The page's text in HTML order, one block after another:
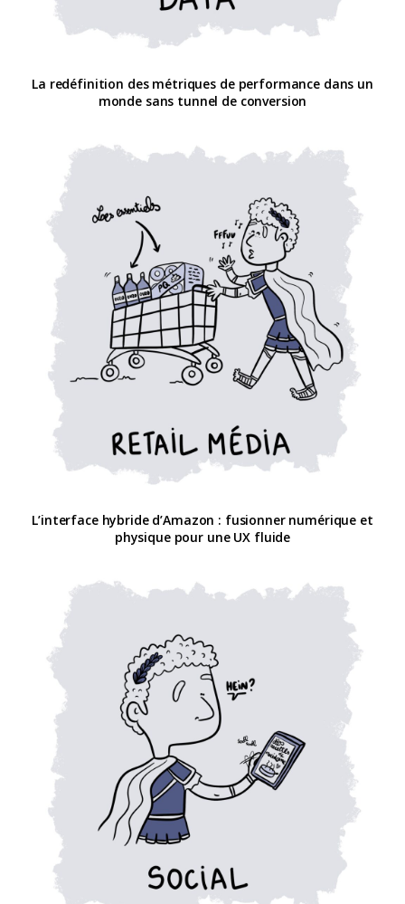
La redéfinition des métriques de performance dans un
monde sans tunnel de conversion
L’interface hybride d’Amazon : fusionner numérique et
physique pour une UX fluide